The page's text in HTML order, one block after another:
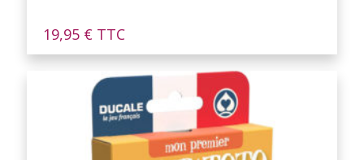
19,95 € TTC